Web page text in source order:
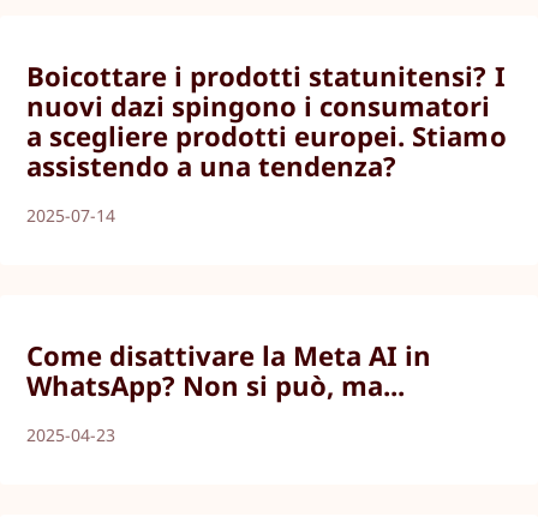
Boicottare i prodotti statunitensi? I
nuovi dazi spingono i consumatori
a scegliere prodotti europei. Stiamo
assistendo a una tendenza?
2025-07-14
Come disattivare la Meta AI in
WhatsApp? Non si può, ma...
2025-04-23